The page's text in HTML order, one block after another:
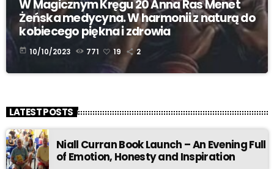
W Magicznym Kręgu 20 Anna Ras Menet
Żeńska medycyna. W harmonii z naturą do
kobiecego piękna i zdrowia
today 10/10/2023 771 19 2
LATEST POSTS
Niall Curran Book Launch – An Evening Full
of Emotion, Honesty and Inspiration